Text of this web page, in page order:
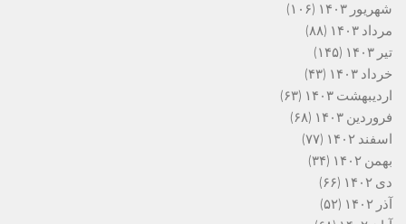
شهریور ۱۴۰۳
(۱۰۶)
مرداد ۱۴۰۳
(۸۸)
تیر ۱۴۰۳
(۱۴۵)
خرداد ۱۴۰۳
(۴۳)
اردیبهشت ۱۴۰۳
(۶۳)
فروردین ۱۴۰۳
(۶۸)
اسفند ۱۴۰۲
(۷۷)
بهمن ۱۴۰۲
(۳۴)
دی ۱۴۰۲
(۶۶)
آذر ۱۴۰۲
(۵۲)